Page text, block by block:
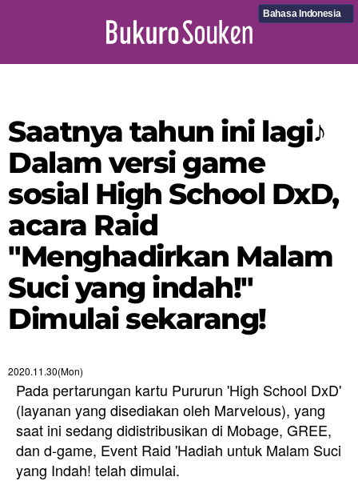
Bahasa Indonesia
Saatnya tahun ini lagi♪
Dalam versi game
sosial High School DxD,
acara Raid
"Menghadirkan Malam
Suci yang indah!"
Dimulai sekarang!
2020.11.30(Mon)
Pada pertarungan kartu Pururun 'High School DxD'
(layanan yang disediakan oleh Marvelous), yang
saat ini sedang didistribusikan di Mobage, GREE,
dan d-game, Event Raid 'Hadiah untuk Malam Suci
yang Indah! telah dimulai.